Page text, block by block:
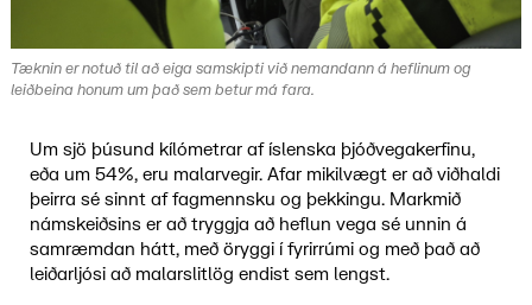
Tæknin er notuð til að eiga samskipti við nemandann á heflinum og
leiðbeina honum um það sem betur má fara.
Um sjö þúsund kílómetrar af íslenska þjóðvegakerfinu,
eða um 54%, eru malarvegir. Afar mikilvægt er að viðhaldi
þeirra sé sinnt af fagmennsku og þekkingu. Markmið
námskeiðsins er að tryggja að heflun vega sé unnin á
samræmdan hátt, með öryggi í fyrirrúmi og með það að
leiðarljósi að malarslitlög endist sem lengst.